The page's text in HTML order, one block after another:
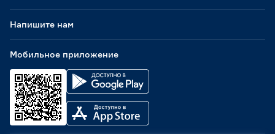
Мобильное приложение
Напишите нам